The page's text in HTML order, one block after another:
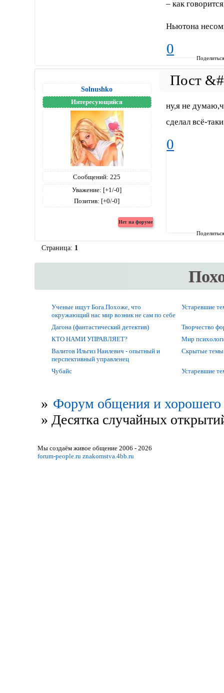
– как
Ньютона
0
Solnushko
Интересующийся
Сообщений: 225
Уважение: [+1/-0]
Позитив: [+0/-0]
ну,я не
сделал всё-
0
Страница: 1
Ученые ищут Бога.Похоже, что
окружающий нас мир возник не сам по себе
Устаревшие
Дагона (фантастический детектив)
Творчество
КТО НАМИ УПРАВЛЯЕТ?
Мир
Валитов Ильгиз Наилевич - опытный и
перспективный управленец
Скрытые темы
Чубайс Устаревшие
» Форум общения и хорошего
» Десятка случайных
Мы создаём живое общение 2006 - 2026
forum-people.ru znakomstva.4bb.ru